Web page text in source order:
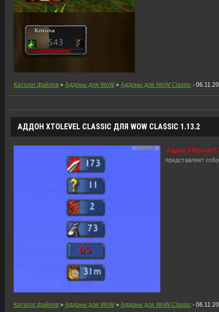
Каталог файлов » Аддоны для WoW » Аддоны для WoW Classic -
АДДОН XTOLEVEL CLASSIC ДЛЯ WOW CLASSIC 1.13.2
Аддон XToLevel
представляет
Каталог файлов » Аддоны для WoW » Аддоны для WoW Classic -